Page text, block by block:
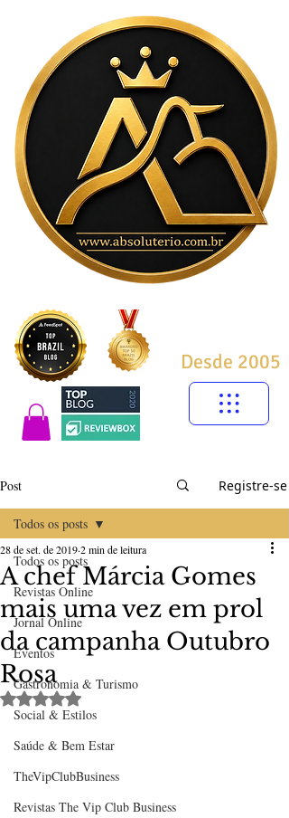
Desde 2005
Post Registre-se
Todos os posts
Revistas Online
Jornal Online
Eventos
Gastronomia & Turismo
Social & Estilos
Saúde & Bem Estar
TheVipClubBusiness
Revistas The Vip Club Business
Todos os posts
A chef Márcia Gomes
mais uma vez em prol
da campanha Outubro
Rosa
28 de set. de 20192 min de leitura
Avaliado com NaN de 5 estrelas.